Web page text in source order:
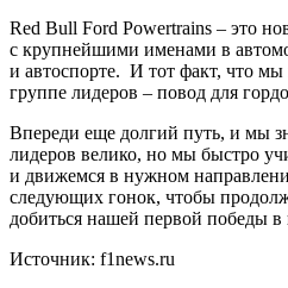
Red Bull Ford Powertrains – это
с крупнейшими именами в
и автоспорте. И тот факт, что
группе лидеров – повод для
Впереди еще долгий путь, и мы
лидеров велико, но мы быстро
и движемся в нужном
следующих гонок, чтобы
добиться нашей первой победы
Источник: f1news.ru